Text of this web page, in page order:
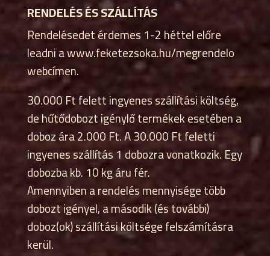
RENDELÉS ÉS SZÁLLÍTÁS
Rendelésedet érdemes 1-2 héttel előre
leadni a www.feketezsoka.hu/megrendelo
webcímen.
30.000 Ft felett ingyenes szállítási költség,
de hűtődobozt igénylő termékek esetében a
doboz ára 2.000 Ft. A 30.000 Ft feletti
ingyenes szállítás 1 dobozra vonatkozik. Egy
dobozba kb. 10 kg áru fér.
Amennyiben a rendelés mennyisége több
dobozt igényel, a második (és további)
doboz(ok) szállítási költsége felszámításra
kerül.